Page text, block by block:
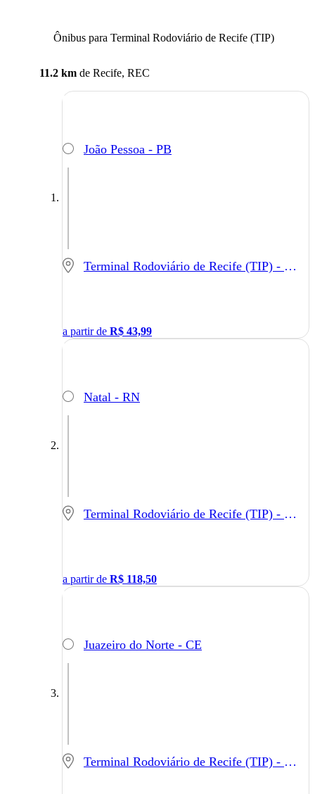
Ônibus para Terminal Rodoviário de Recife (TIP)
11.2 km de Recife, REC
João Pessoa - PB
Terminal Rodoviário de Recife (TIP) - Recife - PE
a partir de R$ 43,99
Natal - RN
Terminal Rodoviário de Recife (TIP) - Recife - PE
a partir de R$ 118,50
Juazeiro do Norte - CE
Terminal Rodoviário de Recife (TIP) - Recife - PE